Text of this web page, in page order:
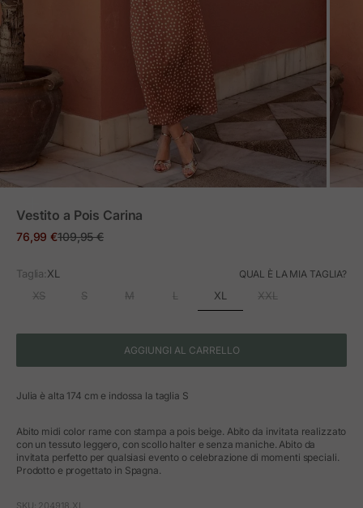
Vestito a Pois Carina
Prezzo in offerta
76,99 €Prezzo normale
109,95 €
Taglia:XL QUAL È LA MIA TAGLIA?
XS S M L XL XXL
AGGIUNGI AL CARRELLO
Julia è alta 174 cm e indossa la taglia S
Abito midi color rame con stampa a pois beige. Abito da invitata realizzato
con un tessuto leggero, con scollo halter e senza maniche. Abito da
invitata perfetto per qualsiasi evento o celebrazione di momenti speciali.
Prodotto e progettato in Spagna.
SKU: 204918.XL